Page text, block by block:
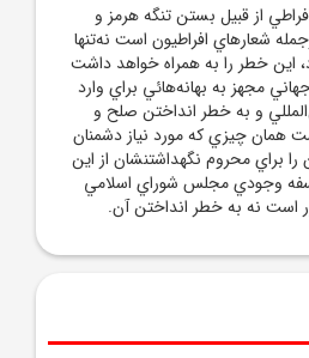
از قبيل بستن تنگه هرمز و
شعارهاي افراطيون است نه‌تنها
اين خطر را به همراه خواهد داشت
مجهز به بهانه‌هائي براي وارد
و به خطر انداختن صلح و
همان چيزي که مورد نياز دشمنان
براي محروم نگهداشتنشان از اين
وجودي مجلس شوراي اسلامي
است نه به خطر انداختن آن.